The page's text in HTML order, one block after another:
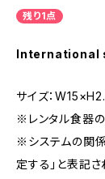
残り1点
International
サイズ：
※レンタル食器
※システムの関係
定する」と表記さ